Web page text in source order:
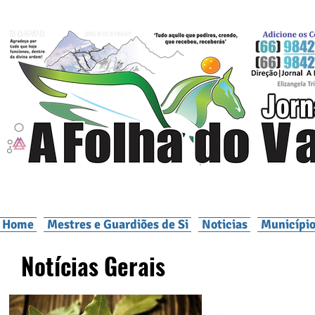
Home Mestres e Guardiões de Si Noticias
Notícias Gerais